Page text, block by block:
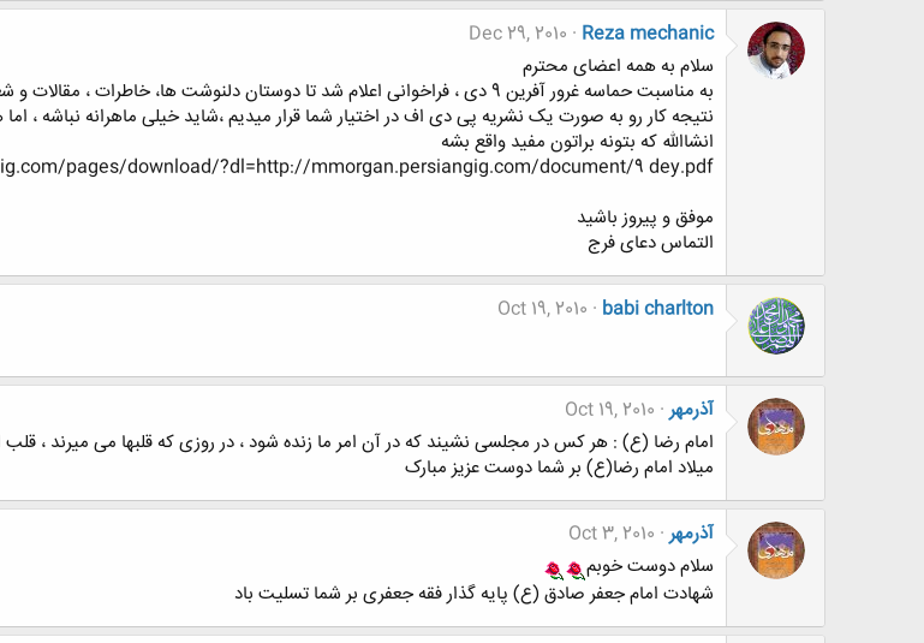
Reza mechanic
Dec 29, 2010
سلام به همه اعضای محترم
به مناسبت حماسه غرور آفرین 9 دی ، فراخوانی اعلام شد تا دوستان دلنوشت ها، خاطرات ، مقالات و شعر های خود رو ارسال کنند.
نتیجه کار رو به صورت یک نشریه پی دی اف در اختیار شما قرار میدیم ،شاید خیلی ماهرانه نباشه
انشاالله که بتونه براتون مفید واقع بشه
pages/download/?dl=http://mmorgan.persiangig.com/document/9 dey.pdf
موفق و پیروز باشید
التماس دعای فرج
babi charlton
Oct 19, 2010
آذرمهر Oct 19, 2010
امام رضا (ع) : هر کس در مجلسی نشیند که در آن امر ما زنده شود ، در روزی که قلبها می میرند ، قلب
میلاد امام رضا(ع) بر شما دوست عزیز مبارک
آذرمهر Oct 3, 2010
سلام دوست خوبم
شهادت امام جعفر صادق (ع) پایه گذار فقه جعفری بر شما تسلیت باد